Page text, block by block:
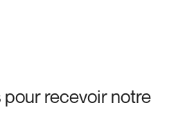
pour recevoir notre